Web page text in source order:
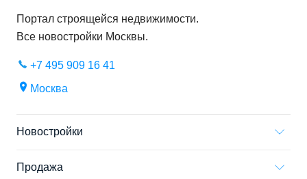
Портал строящейся недвижимости.
Все новостройки Москвы.
+7 495 909 16 41
Москва
Новостройки
Продажа